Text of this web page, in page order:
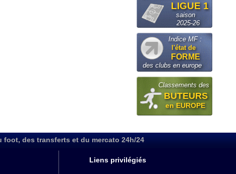
LIGUE 1
saison
2025-26
Indice MF :
l'état de
FORME
des clubs en europe
Classements des
BUTEURS
en EUROPE
des transferts et du mercato 24h/24
Liens privilégiés